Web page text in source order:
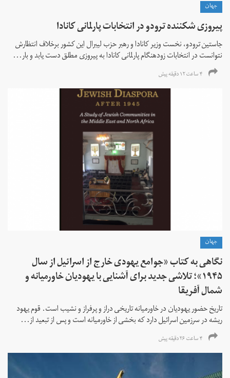
جهان
پیروزی شکننده ترودو در انتخابات پارلمانی کانادا
جاستین ترودو، نخست وزیر کانادا و رهبر حزب لیبرال این کشور برخلاف انتظارش
نتوانست در انتخابات زود‌هنگام پارلمانی کانادا به پیروزی مطلق دست یابد و بار...
۴ ساعت ۱۲ دقیقه پیش
جهان
نگاهی به کتاب «جوامع یهودی خارج از اسرائیل از سال
۱۹۴۵»؛ تلاشی جدید برای آشنایی با یهودیان خاورمیانه و
شمال آفریقا
تاریخ حضور یهودیان در خاورمیانه تاریخی دراز و پرفراز و نشیب است. قوم یهود
ریشه در سرزمین اسرائیل دارد که بخشی از خاورمیانه است و پس از تبعید از...
۴ ساعت ۲۶ دقیقه پیش